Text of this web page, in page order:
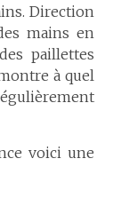
Direction
mains en
paillettes
à quel
voici une